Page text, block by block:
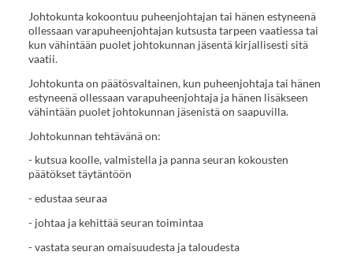
Johtokunta kokoontuu puheenjohtajan tai hänen estyneenä
ollessaan varapuheenjohtajan kutsusta tarpeen vaatiessa tai
kun vähintään puolet johtokunnan jäsentä kirjallisesti sitä
vaatii.
Johtokunta on päätösvaltainen, kun puheenjohtaja tai hänen
estyneenä ollessaan varapuheenjohtaja ja hänen lisäkseen
vähintään puolet johtokunnan jäsenistä on saapuvilla.
Johtokunnan tehtävänä on:
- kutsua koolle, valmistella ja panna seuran kokousten
päätökset täytäntöön
- edustaa seuraa
- johtaa ja kehittää seuran toimintaa
- vastata seuran omaisuudesta ja taloudesta